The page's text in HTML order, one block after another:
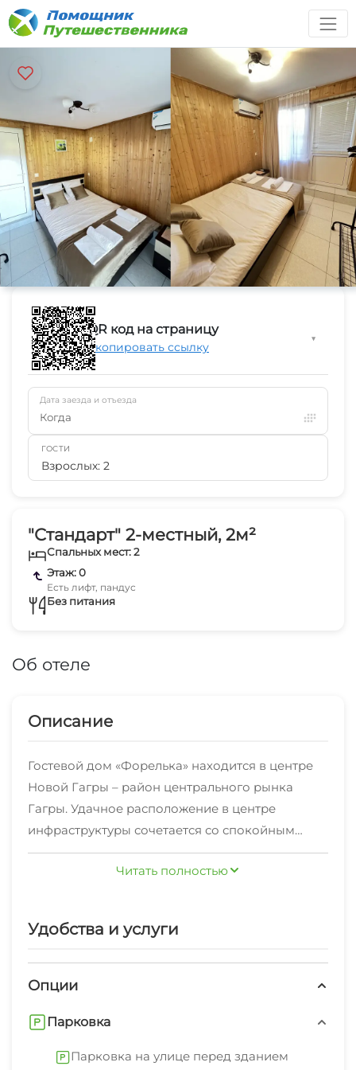
"Стандарт" 2-местный, 2м²
Спальных мест: 2
Этаж: 0
Есть лифт, пандус
Без питания
Об отеле
Описание
Гостевой дом «Форелька» находится в центре
Новой Гагры – район центрального рынка
Гагры. Удачное расположение в центре
инфраструктуры сочетается со спокойным
тихим районом. Рядом: - городская
бальнеолечебница города
набережная с колесом обозрения и детскими
продуктовые магазины, кафе, столовые и
течении 10-15 минут (800 метров). В доме
отдыха: ▪️ кухня для самостоятельного питания, ▪️
Читать полностью
Удобства и услуги
Опции
Парковка
Парковка на улице перед зданием
QR код на страницу
Скопировать ссылку
▼
Дата заезда и отъезда
Когда
ГОСТИ
Взрослых: 2